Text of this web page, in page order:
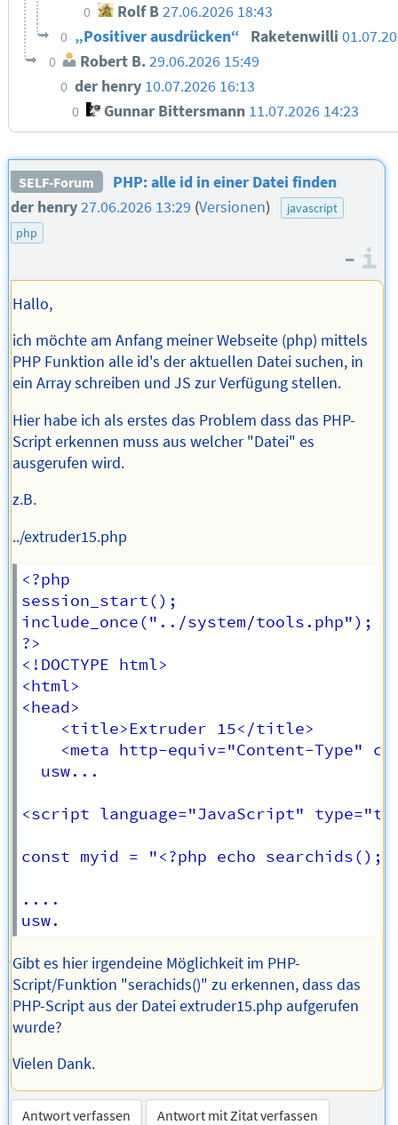
0 Rolf B27.06.2026 18:43
0 „Positiver ausdrücken“ Raketenwilli
0 Robert B.29.06.2026 15:49
0 der henry 10.07.2026 16:13
0 Gunnar Bittersmann 11.07.2026 14:23
SELF-Forum
PHP: alle id in einer Datei finden
der henry27.06.2026 13:29 (Versionen)
javascript
php
–
Hallo,
ich möchte am Anfang meiner Webseite (php) mittels
PHP Funktion alle id's der aktuellen Datei suchen, in
ein Array schreiben und JS zur Verfügung stellen.
Hier habe ich als erstes das Problem dass das PHP-
Script erkennen muss aus welcher "Datei" es
ausgerufen wird.
z.B.
../extruder15.php
<?php
session_start();
include_once("../system/tools.php");
?>
<!DOCTYPE html>
<html>
<head>
  usw...
<script language="JavaScript"
const myid = "<?php echo searchids();
....
Gibt es hier irgendeine Möglichkeit im PHP-
Script/Funktion "serachids()" zu erkennen, dass das
PHP-Script aus der Datei extruder15.php aufgerufen
wurde?
Vielen Dank.
Antwort verfassen
Antwort mit Zitat verfassen